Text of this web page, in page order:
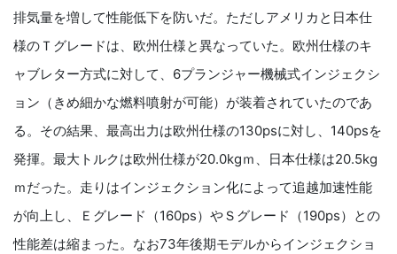
排気量を増して性能低下を防いだ。ただしアメリカと日本仕
様のＴグレードは、欧州仕様と異なっていた。欧州仕様のキ
ャブレター方式に対して、6プランジャー機械式インジェクシ
ョン（きめ細かな燃料噴射が可能）が装着されていたのであ
る。その結果、最高出力は欧州仕様の130psに対し、140psを
発揮。最大トルクは欧州仕様が20.0kgｍ、日本仕様は20.5kg
ｍだった。走りはインジェクション化によって追越加速性能
が向上し、Ｅグレード（160ps）やＳグレード（190ps）との
性能差は縮まった。なお73年後期モデルからインジェクショ